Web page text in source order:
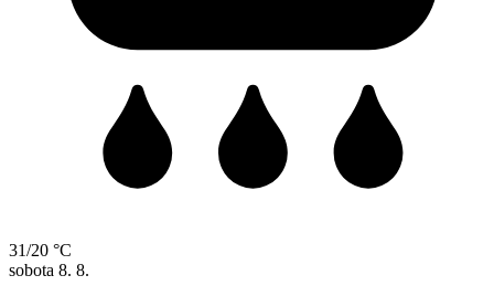
31/20 °C
sobota 8. 8.